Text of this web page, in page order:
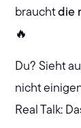
brauchtdie
🔥
Du? Sieht
nicht
Real Talk: